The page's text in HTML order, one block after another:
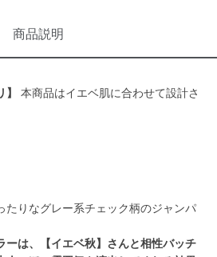
商品説明
本商品はイエベ肌に合わせて設計さ
たりなグレー系チェック柄のジャンパ
ーは、【イエベ秋】さんと相性バッチ